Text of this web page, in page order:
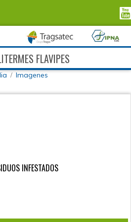
FLAVIPES
Imagenes
INFESTADOS